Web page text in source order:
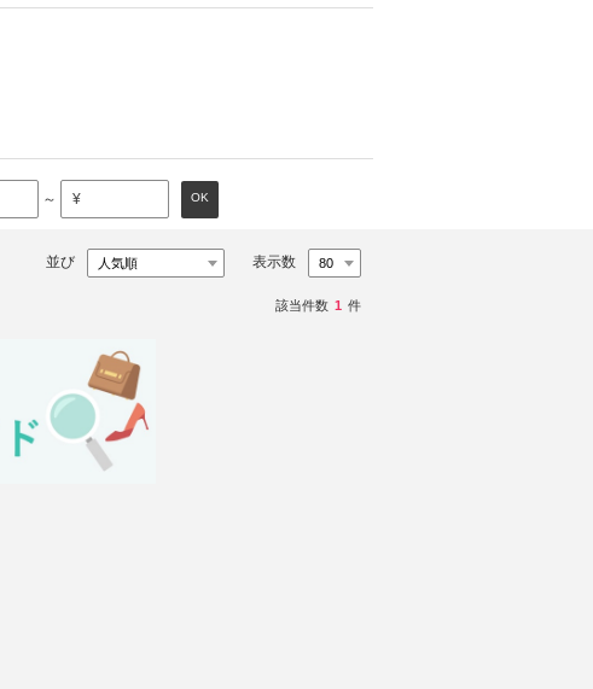
～ ¥ OK
並び 表示数
該当件数 1 件